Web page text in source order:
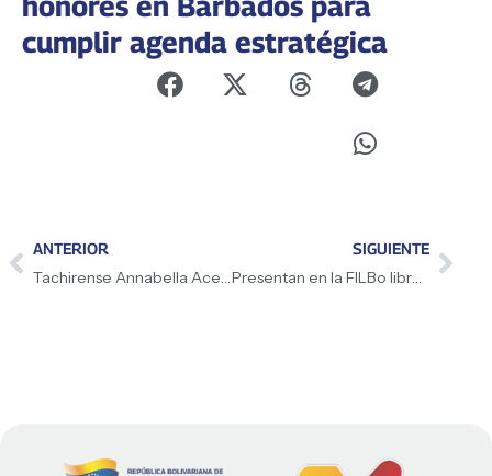
cumplir agenda estratégica
ANTERIOR
Tachirense Annabella Acevedo conquista el oro para Venezuela en los Juegos Suramericanos de Panamá
SIGUIENTE
Presentan en la FILBo libro «Héctor Lavoe, la voz del barrio» como homenaje a la salsa universal